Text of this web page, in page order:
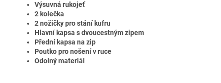
Výsuvná rukojeť
2 kolečka
2 nožičky pro stání kufru
Hlavní kapsa s dvoucestným zipem
Přední kapsa na zip
Poutko pro nošení v ruce
Odolný materiál